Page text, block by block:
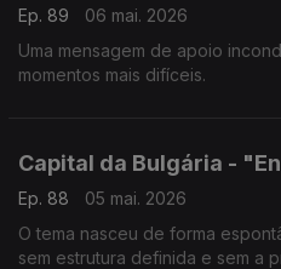
Ep. 89
06 mai. 2026
Uma mensagem de apoio
momentos mais difíceis.
Capital da Bulgária -
Ep. 88
05 mai. 2026
O tema nasceu de forma
sem estrutura definida e sem a